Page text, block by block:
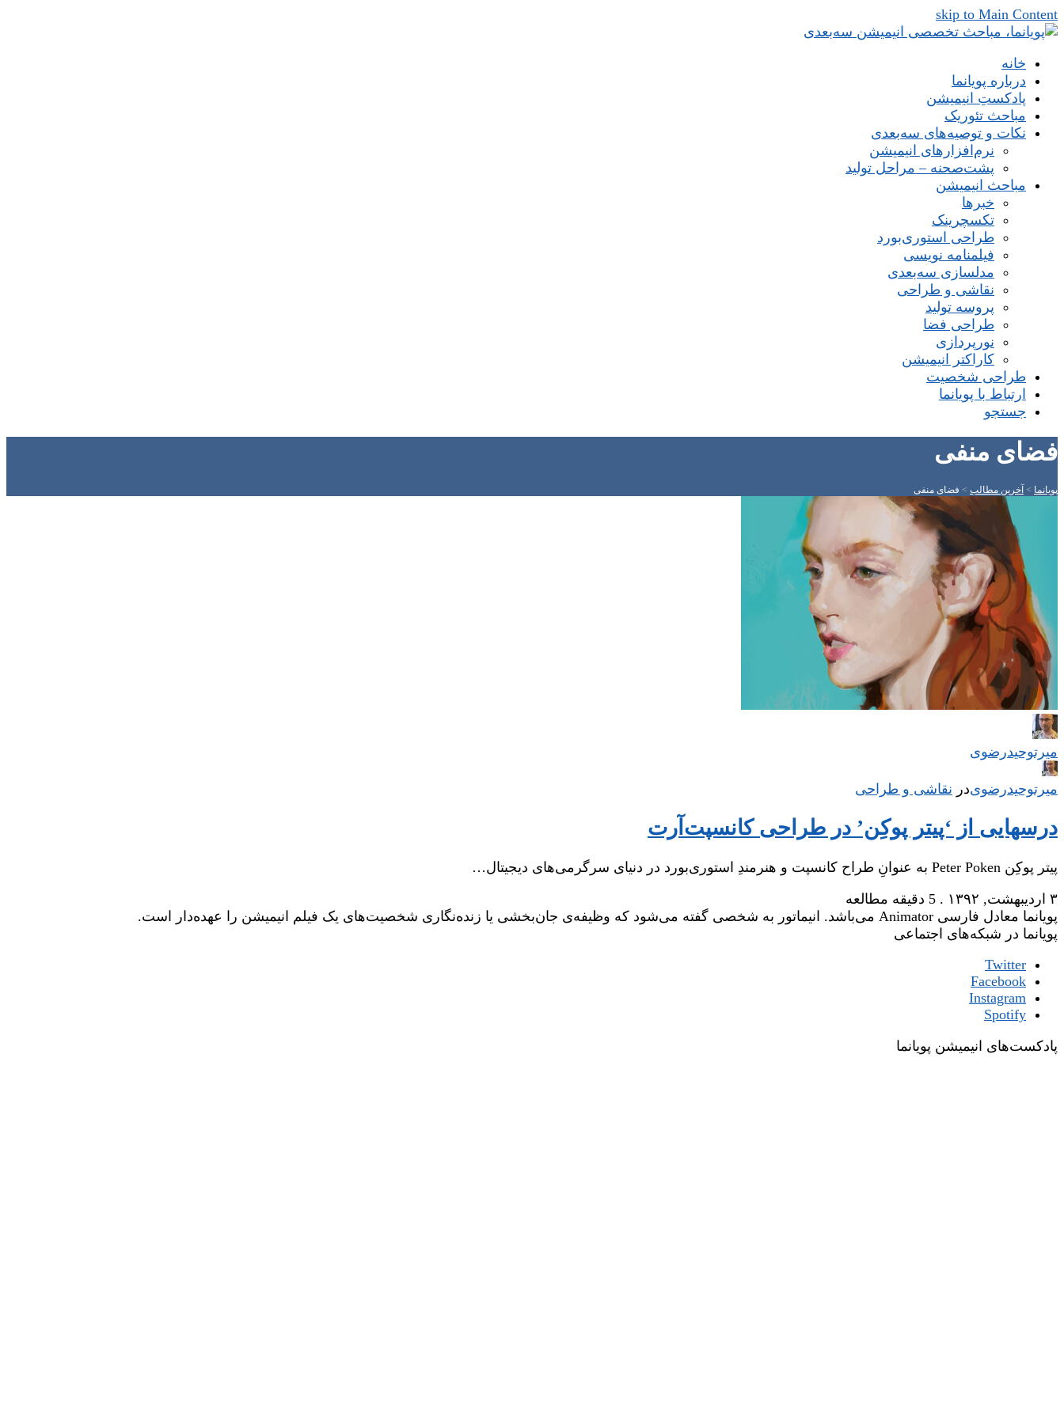
skip to Main Content
خانه
درباره پویانما
پادکستِ انیمیشن
مباحث تئوریک
نکات و توصیه‌های‌ سه‌بعدی
نرم‌افزارهای انیمیشن
پشت‌صحنه – مراحل تولید
مباحث انیمیشن
خبرها
تکسچرینک
طراحی استوری‌بورد
فیلمنامه نویسی
مدلسازی سه‌بعدی
نقاشی و طراحی
پروسه تولید
طراحی فضا
نورپردازی
کاراکتر انیمیشن
طراحی شخصیت
ارتباط با پویانما
جستجو
فضای منفی
پویانما > آخرین مطالب > فضای منفی
میر‌توحیدرضوی
میر‌توحیدرضویدر نقاشی و طراحی
درسهایی از ‘پیتر پوکِن’ در طراحی کانسپت‌آرت
پیتر پوکِن Peter Poken به عنوانِ طراح کانسپت و هنرمندِ استوری‌بورد در دنیای سرگرمی‌های دیجیتال…
۳ اردیبهشت, ۱۳۹۲
. 5 دقیقه مطالعه
پویانما معادل فارسی Animator می‌باشد. انیماتور به شخصی گفته می‌شود که وظیفه‌ی جان‌بخشی یا زنده‌نگاری شخصیت‌های یک فیلم انیمیشن را عهده‌دار است.
پویانما در شبکه‌های اجتماعی
Twitter
Facebook
Instagram
Spotify
پادکست‌های انیمیشن پویانما